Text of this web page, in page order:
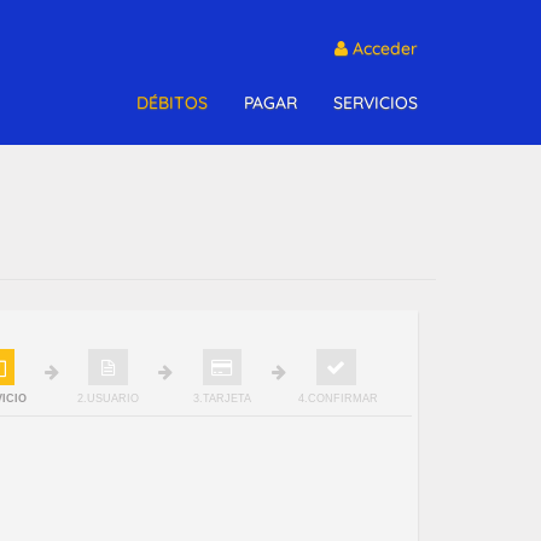
Acceder
DÉBITOS PAGAR SERVICIOS
2.USUARIO 3.TARJETA 4.CONFIRMAR